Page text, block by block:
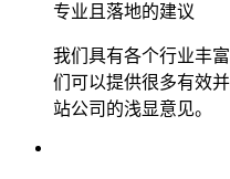
专业且落地的建议
我们具有各个行业丰
们可以提供很多有效
站公司的浅显意见。